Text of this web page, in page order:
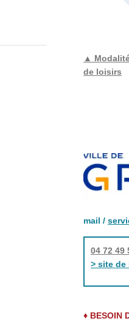
▲
de loisirs
mail /
04 72 49
> site de
♦ BESOIN